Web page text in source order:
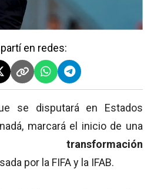
en redes:
se disputará en Estados
marcará el inicio de una
transformación
por la FIFA y la IFAB.